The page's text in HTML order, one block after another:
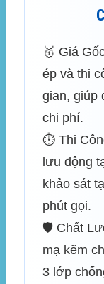
🥇 Giá
ép và thi
gian, giúp
chi phí.
⏱️ Thi
lưu động
khảo sát
phút gọi.
🛡️ Chất
mạ kẽm
3 lớp